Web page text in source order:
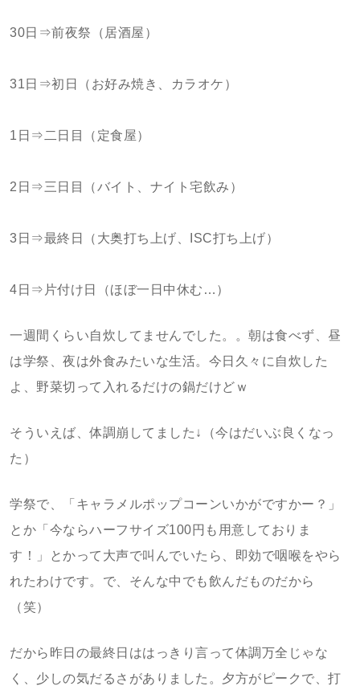
30日⇒前夜祭（居酒屋）
31日⇒初日（お好み焼き、カラオケ）
1日⇒二日目（定食屋）
2日⇒三日目（バイト、ナイト宅飲み）
3日⇒最終日（大奥打ち上げ、ISC打ち上げ）
4日⇒片付け日（ほぼ一日中休む…）
一週間くらい自炊してませんでした。。朝は食べず、昼
は学祭、夜は外食みたいな生活。今日久々に自炊した
よ、野菜切って入れるだけの鍋だけどｗ
そういえば、体調崩してました↓（今はだいぶ良くなっ
た）
学祭で、「キャラメルポップコーンいかがですかー？」
とか「今ならハーフサイズ100円も用意しておりま
す！」とかって大声で叫んでいたら、即効で咽喉をやら
れたわけです。で、そんな中でも飲んだものだから
（笑）
だから昨日の最終日ははっきり言って体調万全じゃな
く、少しの気だるさがありました。夕方がピークで、打